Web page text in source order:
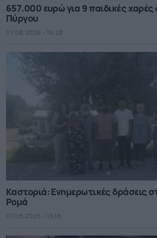
657.000 ευρώ για 9 παιδικές
Πύργου
07.08.2026 - 16.28
Καστοριά: Ενημερωτικές δράσεις
Ρομά
07.08.2026 - 16.18